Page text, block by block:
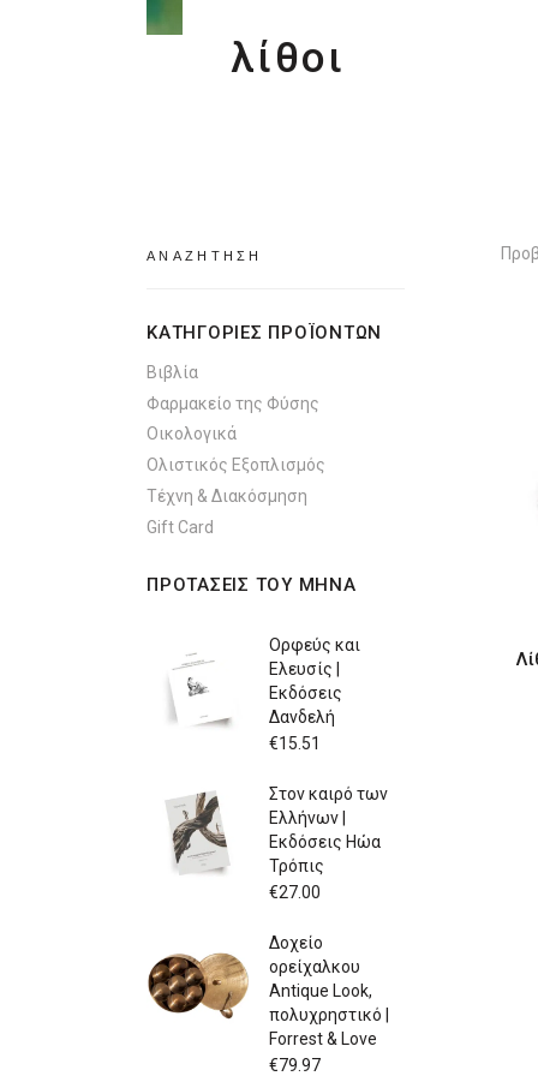
λίθοι
for:
ΚΑΤΗΓΟΡΙΕΣ ΠΡΟΪΟΝΤΩΝ
Βιβλία
Φαρμακείο της Φύσης
Οικολογικά
Ολιστικός Εξοπλισμός
Τέχνη & Διακόσμηση
Gift Card
ΠΡΟΤΑΣΕΙΣ ΤΟΥ ΜΗΝΑ
Ορφεύς και
Ελευσίς |
Εκδόσεις
Δανδελή
€15.51
Στον καιρό των
Ελλήνων |
Εκδόσεις Ηώα
Τρόπις
€27.00
Δοχείο
ορείχαλκου
Antique Look,
πολυχρηστικό |
Forrest & Love
€79.97